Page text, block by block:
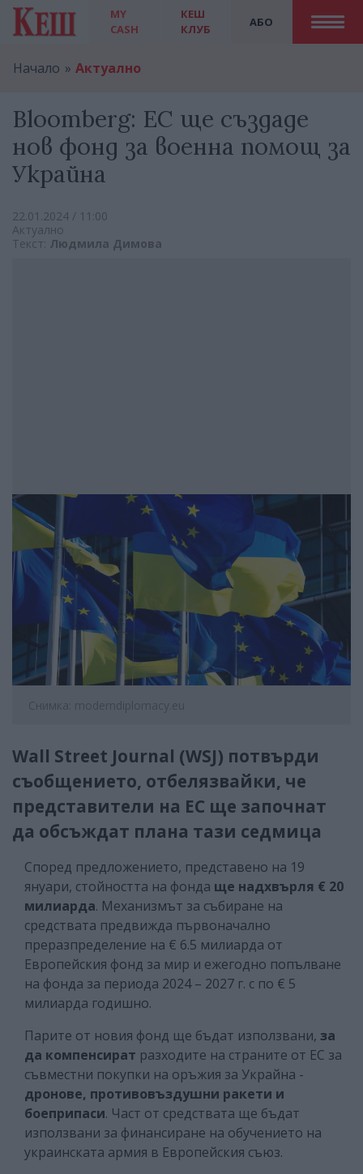
MY
CASH
АБО
КЕШ
КЛУБ
Начало Актуално
Bloomberg: ЕС ще създаде
нов фонд за военна помощ за
Украйна
22.01.2024 / 11:00
Актуално
Текст: Людмила Димова
Снимка: moderndiplomacy.eu
Wall Street Journal (WSJ) потвърди
съобщението, отбелязвайки, че
представители на ЕС ще започнат
да обсъждат плана тази седмица
Според предложението, представено на 19
януари, стойността на фонда ще надхвърля € 20
милиарда. Механизмът за събиране на
средствата предвижда първоначално
преразпределение на € 6.5 милиарда от
Европейския фонд за мир и ежегодно попълване
на фонда за периода 2024 – 2027 г. с по € 5
милиарда годишно.
Парите от новия фонд ще бъдат използвани, за
да компенсират разходите на страните от ЕС за
съвместни покупки на оръжия за Украйна -
дронове, противовъздушни ракети и
боеприпаси. Част от средствата ще бъдат
използвани за финансиране на обучението на
украинската армия в Европейския съюз.